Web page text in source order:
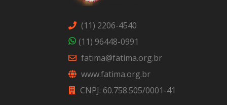
(11) 2206-4540
(11) 96448-0991
fatima@fatima.org.br
www.fatima.org.br
CNPJ: 60.758.505/0001-41